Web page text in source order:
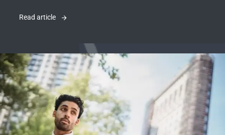
Read article